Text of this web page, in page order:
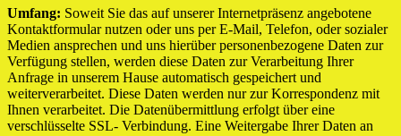
Umfang: Soweit Sie das auf unserer Internetpräsenz angebotene
Kontaktformular nutzen oder uns per E-Mail, Telefon, oder sozialer
Medien ansprechen und uns hierüber personenbezogene Daten zur
Verfügung stellen, werden diese Daten zur Verarbeitung Ihrer
Anfrage in unserem Hause automatisch gespeichert und
weiterverarbeitet. Diese Daten werden nur zur Korrespondenz mit
Ihnen verarbeitet. Die Datenübermittlung erfolgt über eine
verschlüsselte SSL- Verbindung. Eine Weitergabe Ihrer Daten an